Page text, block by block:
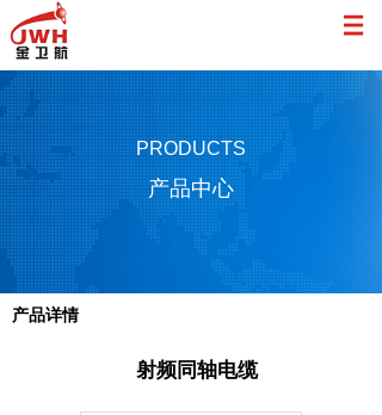
产品中心
PRODUCTS
网站首页
关于我们
产品中心
案例展示
厂房展示
新闻动态
产品详情
射频同轴电缆